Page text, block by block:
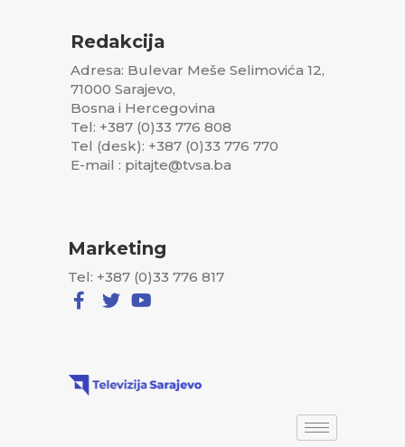
Redakcija
Adresa: Bulevar Meše Selimovića 12,
71000 Sarajevo,
Bosna i Hercegovina
Tel: +387 (0)33 776 808
Tel (desk): +387 (0)33 776 770
E-mail : pitajte@tvsa.ba
Marketing
Tel: +387 (0)33 776 817